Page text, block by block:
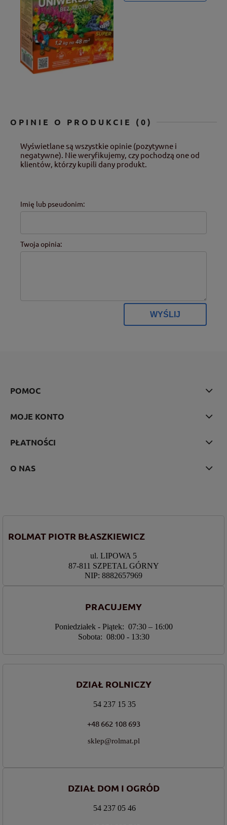
OPINIE O PRODUKCIE (0)
Wyświetlane są wszystkie opinie (pozytywne i
negatywne). Nie weryfikujemy, czy pochodzą one od
klientów, którzy kupili dany produkt.
Imię lub pseudonim:
Twoja opinia:
WYŚLIJ
POMOC
MOJE KONTO
PŁATNOŚCI
O NAS
ROLMAT PIOTR BŁASZKIEWICZ
ul. LIPOWA 5
87-811 SZPETAL GÓRNY
NIP: 8882657969
PRACUJEMY
Poniedziałek - Piątek: 07:30 – 16:00
Sobota: 08:00 - 13:30
DZIAŁ ROLNICZY
54 237 15 35
+48 662 108 693
sklep@rolmat.pl
DZIAŁ DOM I OGRÓD
54 237 05 46